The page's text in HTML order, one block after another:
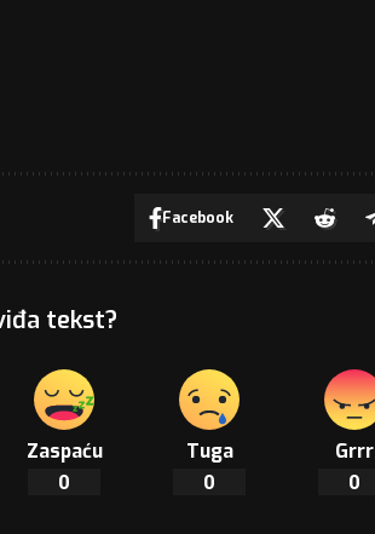
Facebook
tekst?
Zaspaću
0
Tuga
0
Grrr
0